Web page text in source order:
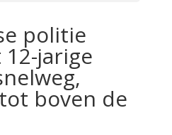
politie
jarige
boven de